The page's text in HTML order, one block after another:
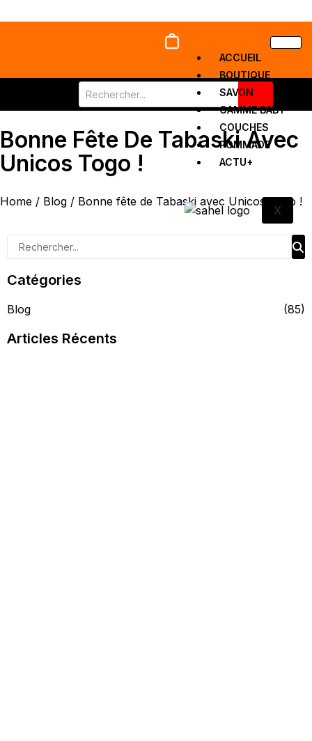
ACCUEIL
BOUTIQUE
SAVON
GAMME BABY
COUCHES
POMMADE
ACTU+
X
Bonne Fête De Tabaski Avec
Unicos Togo !
Home / Blog / Bonne fête de Tabaski avec Unicos Togo !
Catégories
Blog (85)
Articles Récents